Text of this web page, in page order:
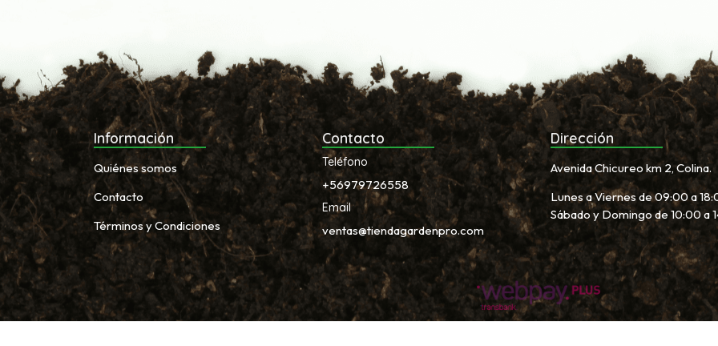
Información
Quiénes somos
Contacto
Términos y Condiciones
Contacto
Teléfono
+56979726558
Email
ventas@tiendagardenpro.com
Dirección
Avenida Chicureo km 2, Colina.
Lunes a Viernes de 09:00 a
Sábado y Domingo de 10:00 a